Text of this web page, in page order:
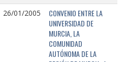
26/01/2005
CONVENIO ENTRE LA
UNIVERSIDAD DE
MURCIA, LA
COMUNIDAD
AUTÓNOMA DE LA